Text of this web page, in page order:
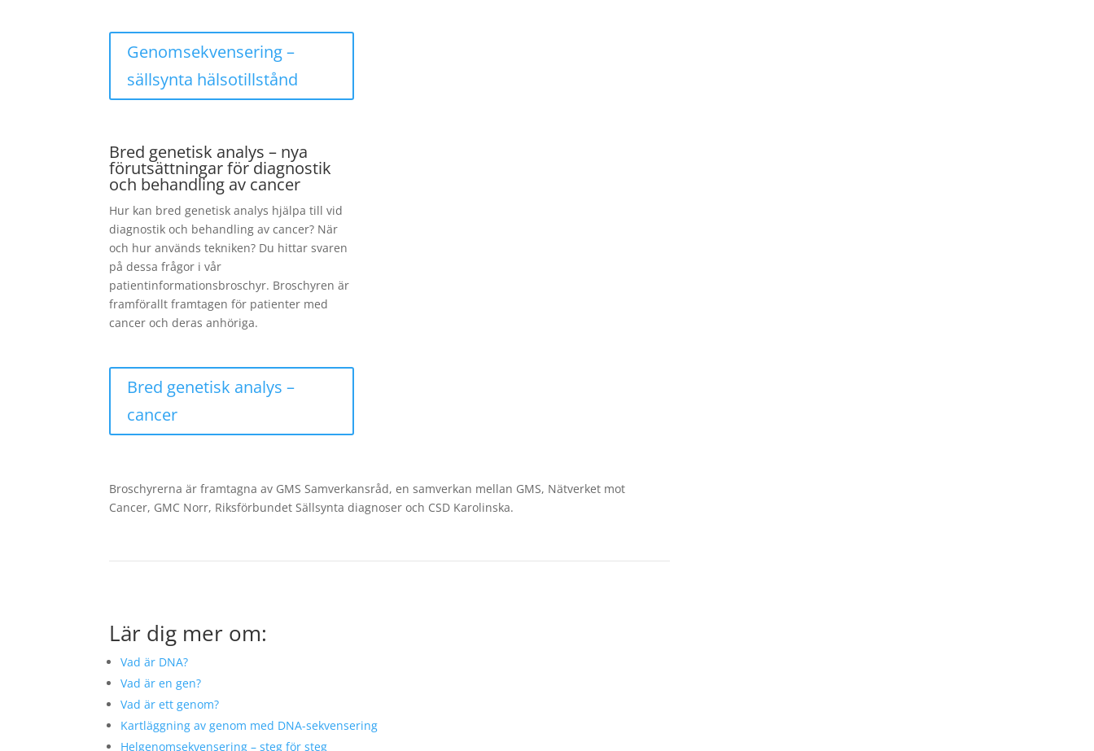
Genomsekvensering –
sällsynta hälsotillstånd
Bred genetisk analys – nya
förutsättningar för diagnostik
och behandling av cancer
Hur kan bred genetisk analys hjälpa till vid
diagnostik och behandling av cancer? När
och hur används tekniken? Du hittar svaren
på dessa frågor i vår
patientinformationsbroschyr. Broschyren är
framförallt framtagen för patienter med
cancer och deras anhöriga.
Bred genetisk analys –
cancer
Broschyrerna är framtagna av GMS Samverkansråd, en samverkan mellan GMS, Nätverket mot
Cancer, GMC Norr, Riksförbundet Sällsynta diagnoser och CSD Karolinska.
Lär dig mer om:
Vad är DNA?
Vad är en gen?
Vad är ett genom?
Kartläggning av genom med DNA-sekvensering
Helgenomsekvensering – steg för steg